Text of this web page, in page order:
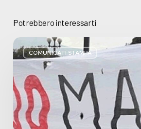
Potrebbero interessarti
COMUNICATI STAMPA
Basta
bugie,
Regione
Lombardia
pratica
l’antimafia
solo
a